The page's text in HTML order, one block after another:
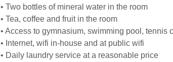
• Two bottles of mineral water in the room
• Tea, coffee and fruit in the room
• Access to gymnasium, swimming pool, tennis
• Internet, wifi in-house and at public wifi
• Daily laundry service at a reasonable price